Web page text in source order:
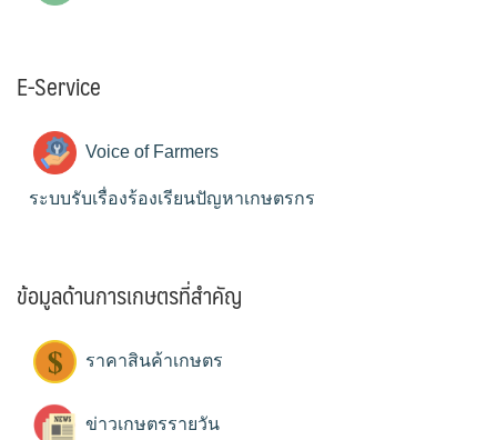
E-Service
Voice of Farmers
ระบบรับเรื่องร้องเรียนปัญหาเกษตรกร
ข้อมูลด้านการเกษตรที่สำคัญ
ราคาสินค้าเกษตร
ข่าวเกษตรรายวัน